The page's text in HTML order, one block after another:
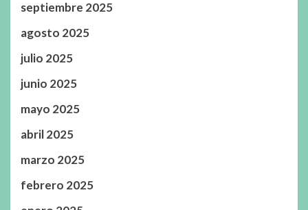
septiembre 2025
agosto 2025
julio 2025
junio 2025
mayo 2025
abril 2025
marzo 2025
febrero 2025